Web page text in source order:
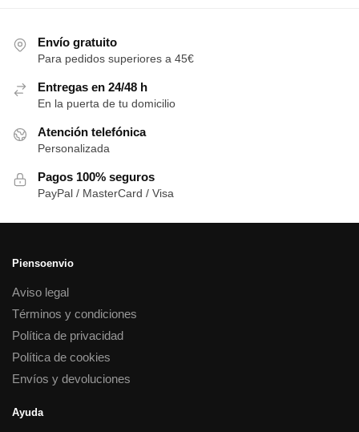
Envío gratuito
Para pedidos superiores a 45€
Entregas en 24/48 h
En la puerta de tu domicilio
Atención telefónica
Personalizada
Pagos 100% seguros
PayPal / MasterCard / Visa
Piensoenvio
Aviso legal
Términos y condiciones
Política de privacidad
Política de cookies
Envíos y devoluciones
Ayuda